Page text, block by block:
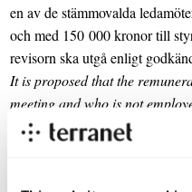
en av de stämmovalda
och med 150 000 kronor till
revisorn ska utgå enligt
It is proposed that the
meeting and who is not
50,000 and the chairman of
SEK 150,000. Remuneration